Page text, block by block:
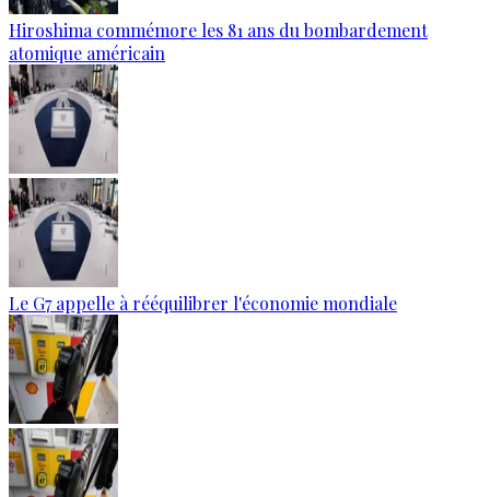
Hiroshima commémore les 81 ans du bombardement
atomique américain
Le G7 appelle à rééquilibrer l'économie mondiale